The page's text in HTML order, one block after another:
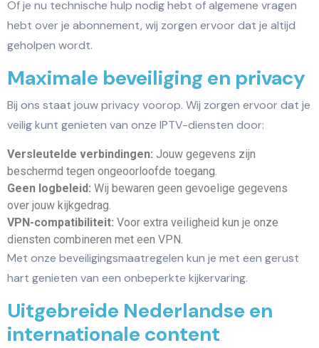
Of je nu technische hulp nodig hebt of algemene vragen
hebt over je abonnement, wij zorgen ervoor dat je altijd
geholpen wordt.
Maximale beveiliging en privacy
Bij ons staat jouw privacy voorop. Wij zorgen ervoor dat je
veilig kunt genieten van onze IPTV-diensten door:
Versleutelde verbindingen: Jouw gegevens zijn
beschermd tegen ongeoorloofde toegang.
Geen logbeleid: Wij bewaren geen gevoelige gegevens
over jouw kijkgedrag.
VPN-compatibiliteit: Voor extra veiligheid kun je onze
diensten combineren met een VPN.
Met onze beveiligingsmaatregelen kun je met een gerust
hart genieten van een onbeperkte kijkervaring.
Uitgebreide Nederlandse en
internationale content